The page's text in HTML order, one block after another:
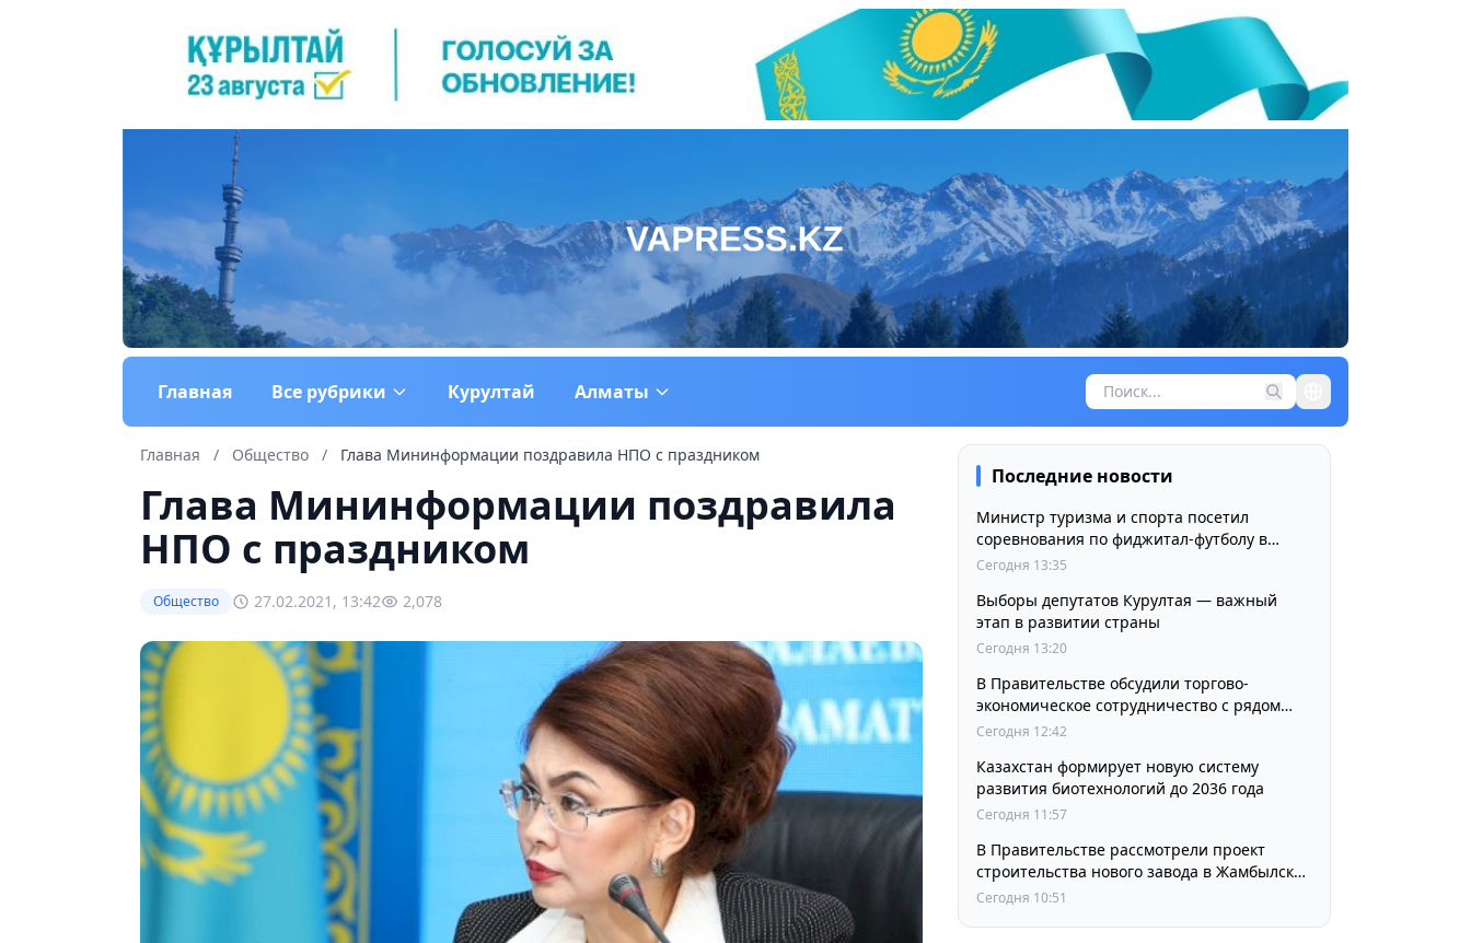
Главная Все рубрики Курултай Алматы
Главная / Общество / Глава Мининформации поздравила НПО с праздником
Глава Мининформации поздравила
НПО с праздником
Общество 27.02.2021, 13:42 2,078
Последние новости
Министр туризма и спорта посетил
соревнования по фиджитал-футболу в
рамках «Игр Будущего 2026»
Сегодня 13:35
Выборы депутатов Курултая — важный
этап в развитии страны
Сегодня 13:20
В Правительстве обсудили торгово-
экономическое сотрудничество с рядом
стран
Сегодня 12:42
Казахстан формирует новую систему
развития биотехнологий до 2036 года
Сегодня 11:57
В Правительстве рассмотрели проект
строительства нового завода в Жамбылской
области
Сегодня 10:51